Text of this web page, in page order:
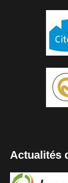
Actualités